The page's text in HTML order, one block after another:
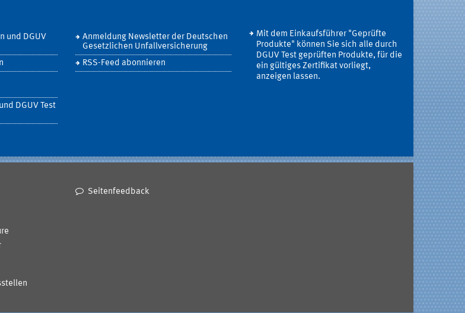
und DGUV
DGUV Test
Anmeldung Newsletter der Deutschen
Gesetzlichen Unfallversicherung
RSS-Feed abonnieren
Mit dem Einkaufsführer "Geprüfte
Produkte" können Sie sich alle durch
DGUV Test geprüften Produkte, für die
ein gültiges Zertifikat vorliegt,
anzeigen lassen.
Seitenfeedback